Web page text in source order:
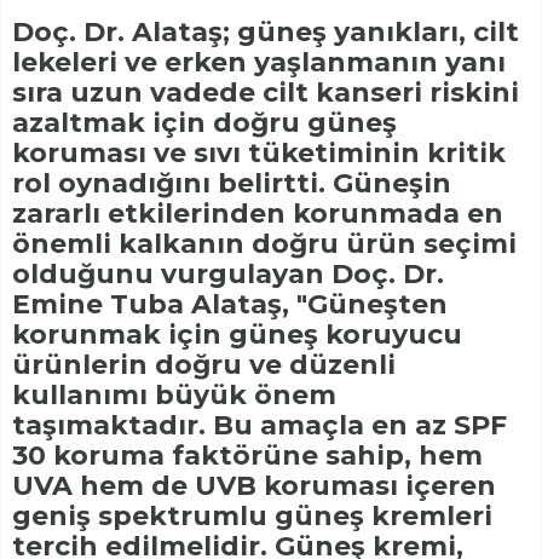
Doç. Dr. Alataş; güneş yanıkları, cilt
lekeleri ve erken yaşlanmanın yanı
sıra uzun vadede cilt kanseri riskini
azaltmak için doğru güneş
koruması ve sıvı tüketiminin kritik
rol oynadığını belirtti. Güneşin
zararlı etkilerinden korunmada en
önemli kalkanın doğru ürün seçimi
olduğunu vurgulayan Doç. Dr.
Emine Tuba Alataş, "Güneşten
korunmak için güneş koruyucu
ürünlerin doğru ve düzenli
kullanımı büyük önem
taşımaktadır. Bu amaçla en az SPF
30 koruma faktörüne sahip, hem
UVA hem de UVB koruması içeren
geniş spektrumlu güneş kremleri
tercih edilmelidir. Güneş kremi,